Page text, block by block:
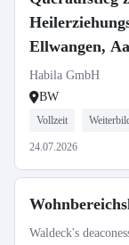
Ellwangen,
Gmünd
Habila GmbH
BW
Vollzeit
24.07.2026
Waldeck's